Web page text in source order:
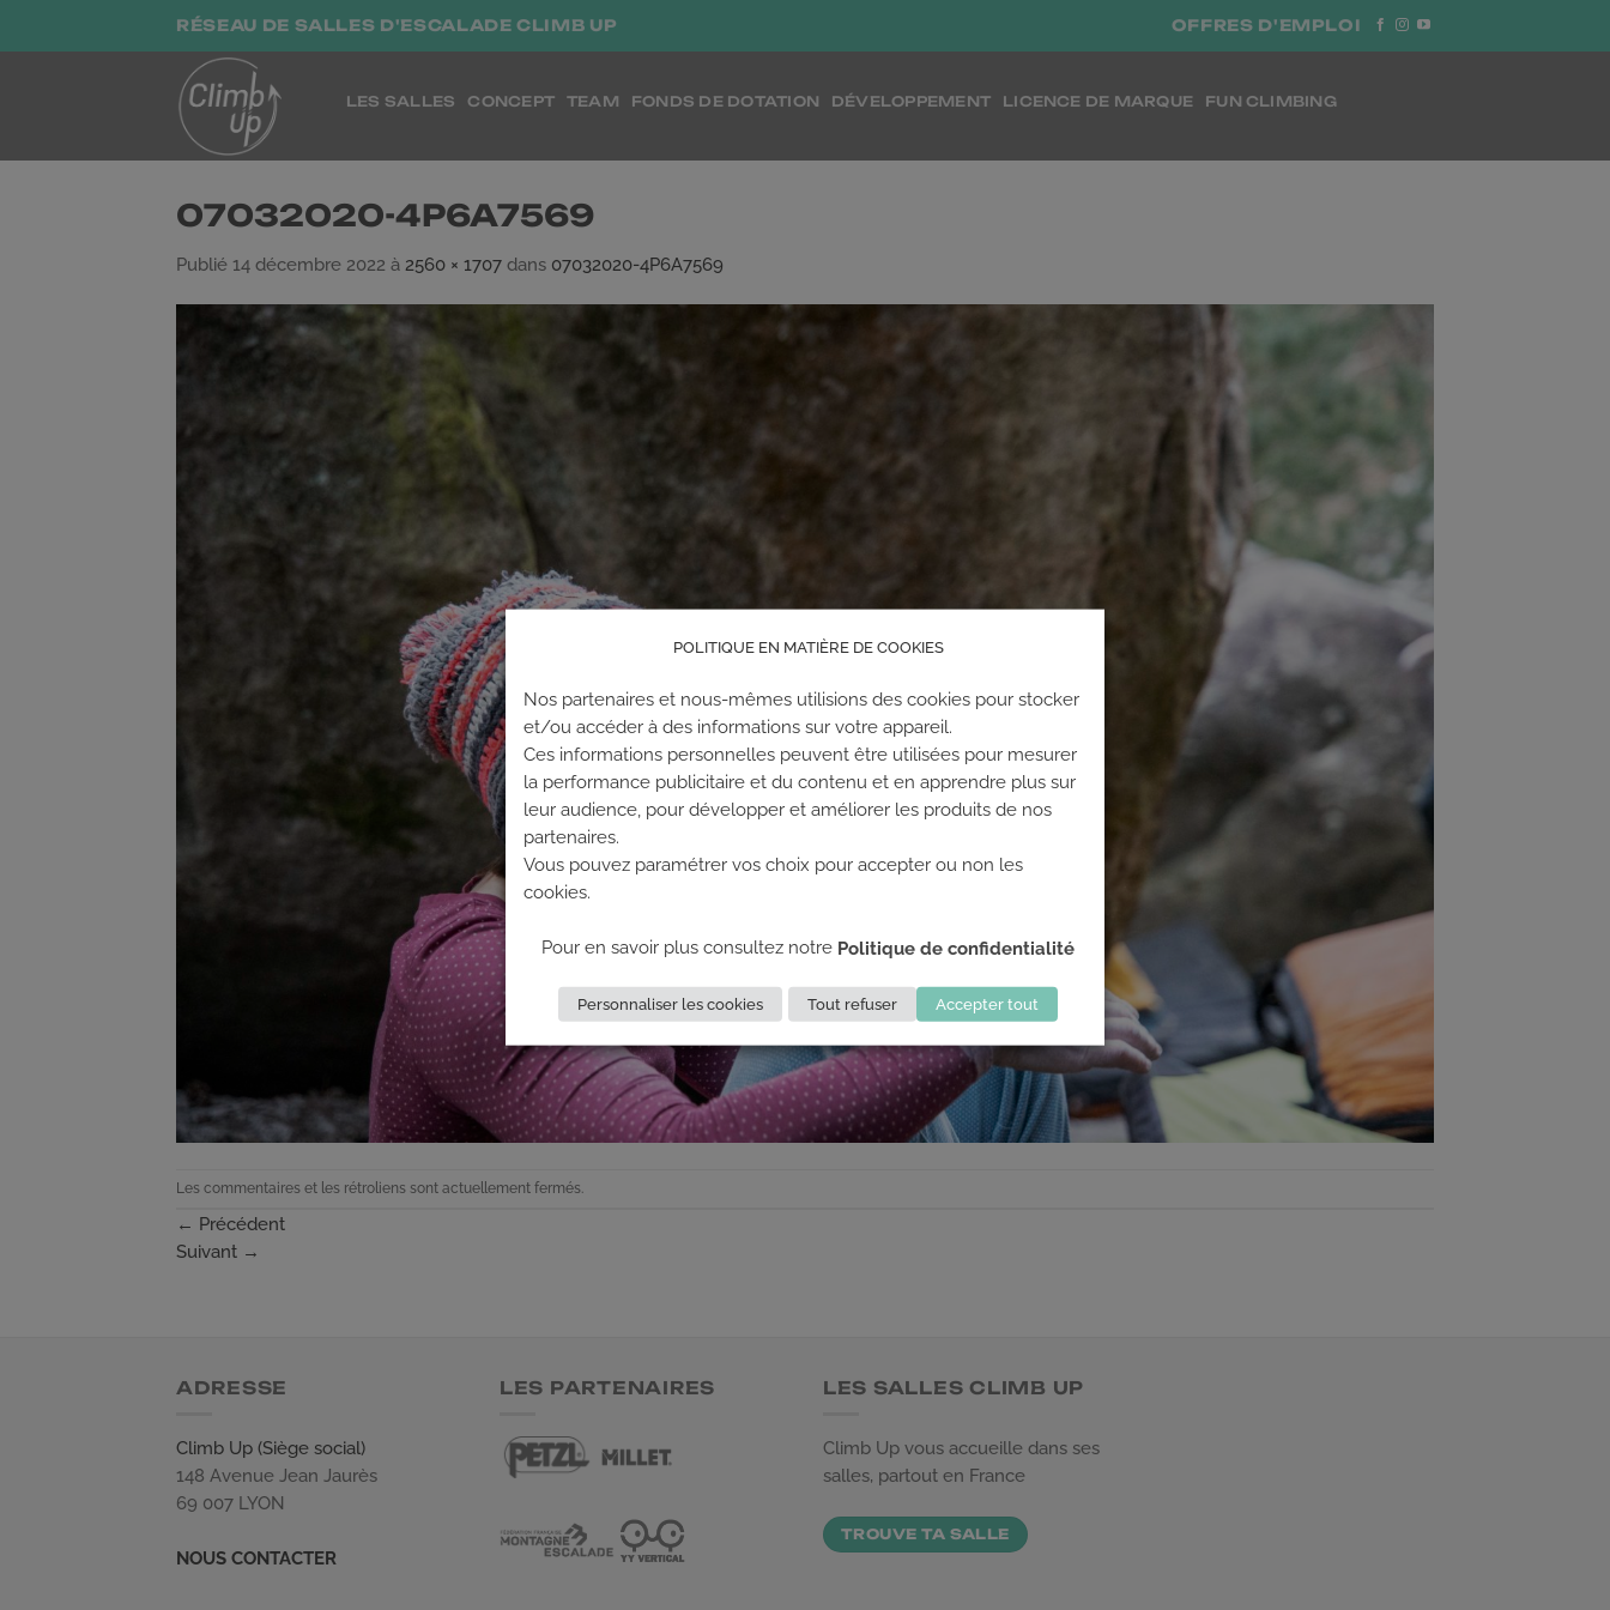
RÉSEAU DE SALLES D'ESCALADE CLIMB UP OFFRES D'EMPLOI
LES SALLES CONCEPT TEAM FONDS DE DOTATION DÉVELOPPEMENT LICENCE DE MARQUE FUN CLIMBING
07032020-4P6A7569
Publié 14 décembre 2022 à 2560 × 1707 dans 07032020-4P6A7569
Les commentaires et les rétroliens sont actuellement fermés.
← Précédent
Suivant →
ADRESSE
Climb Up (Siège social)
148 Avenue Jean Jaurès
69 007 LYON
NOUS CONTACTER
LES PARTENAIRES LES SALLES CLIMB UP
Climb Up vous accueille dans ses
salles, partout en France
TROUVE TA SALLE
POLITIQUE EN MATIÈRE DE COOKIES
Nos partenaires et nous-mêmes utilisions des cookies pour stocker
et/ou accéder à des informations sur votre appareil.
Ces informations personnelles peuvent être utilisées pour mesurer
la performance publicitaire et du contenu et en apprendre plus sur
leur audience, pour développer et améliorer les produits de nos
partenaires.
Vous pouvez paramétrer vos choix pour accepter ou non les
cookies.
Pour en savoir plus consultez notre Politique de confidentialité
Personnaliser les cookies Tout refuser Accepter tout